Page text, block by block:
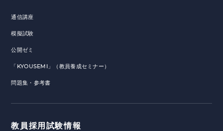
通信講座
模擬試験
公開ゼミ
「KYOUSEMI」（教員養成セミナー）
問題集・参考書
教員採用試験情報